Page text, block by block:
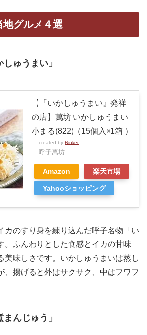
地グルメ４選
ゅうまい」
【『いかしゅうまい』発祥
の店】萬坊 いかしゅうまい
小まる(822)（15個入×1箱 ）
created by Rinker
呼子萬坊
Amazon 楽天市場
Yahooショッピング
カのすり身を練り込んだ呼子名物「い
。ふんわりとした食感とイカの甘味
美味しさです。いかしゅうまいは蒸し
、揚げると外はサクサク、中はフワフ
んじゅう」